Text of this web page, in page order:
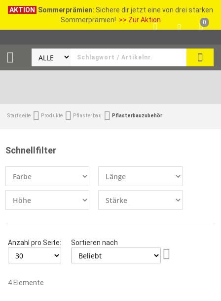
AKTION Sommerprämien: Sichere dir jetzt eine von drei starken
Sommerprämien! >> Zur Aktion 0
Startseite Produkte Pflasterbau Pflasterbauzubehör
Schnellfilter
Anzahl pro Seite:
Sortieren nach
4 Elemente